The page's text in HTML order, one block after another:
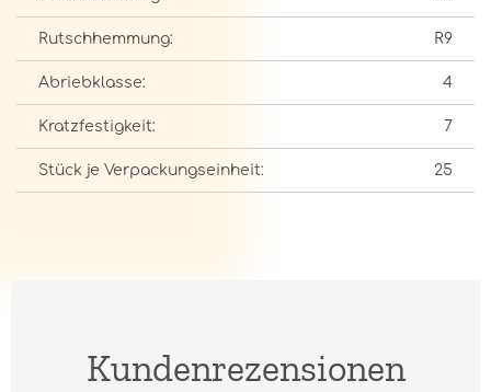
Rutschhemmung: R9
Abriebklasse: 4
Kratzfestigkeit: 7
Stück je Verpackungseinheit: 25
Kundenrezensionen